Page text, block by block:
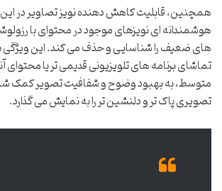
همچنین، قابلیت کاهش دهنده نویز تصاویر در این
هوشمندانه ای نویزهای موجود در محتوای با
های ضعیف را شناسایی و حذف می کند. این ویژگی
تماشای برنامه های تلویزیونی قدیمی تر یا محتوای
متوسط، به بهبود وضوح و شفافیت تصویر کمک
تصویری پاک تر و دلنشین تر را به نمایش می گذارد.